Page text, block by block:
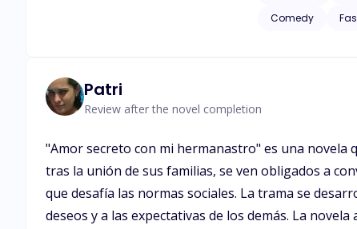
Comedy
Patri
Review after the novel completion
"Amor secreto con mi hermanastro" es una novela
tras la unión de sus familias, se ven obligados a
que desafía las normas sociales. La trama se
deseos y a las expectativas de los demás. La